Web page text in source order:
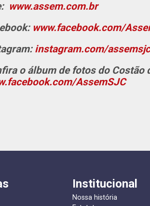
www.assem.com.br
www.facebook.com/
instagram.com/assemsjc
o álbum de fotos do Costão
AssemSJC
Institucional
Nossa história